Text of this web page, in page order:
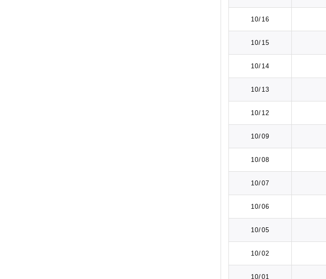
10/16
10/15
10/14
10/13
10/12
10/09
10/08
10/07
10/06
10/05
10/02
10/01